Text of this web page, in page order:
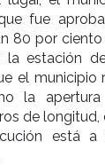
fue
80 por ciento
la estación
el municipio
la
de
está a